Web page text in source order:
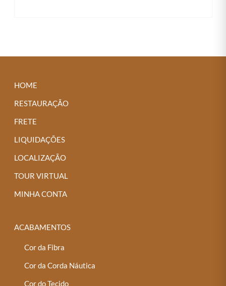
variantes.
HOME
RESTAURAÇÃO
FRETE
LIQUIDAÇÕES
LOCALIZAÇÃO
TOUR VIRTUAL
MINHA CONTA
ACABAMENTOS
Cor da Fibra
Cor da Corda Náutica
Cor do Tecido